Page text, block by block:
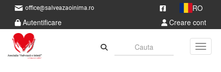
office@salveazaoinima.ro
RO
Autentificare
Creare cont